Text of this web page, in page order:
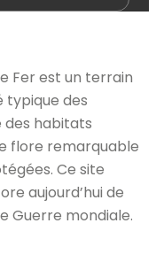
Fer est un terrain
typique des
des habitats
flore remarquable
Ce site
aujourd’hui de
Guerre mondiale.